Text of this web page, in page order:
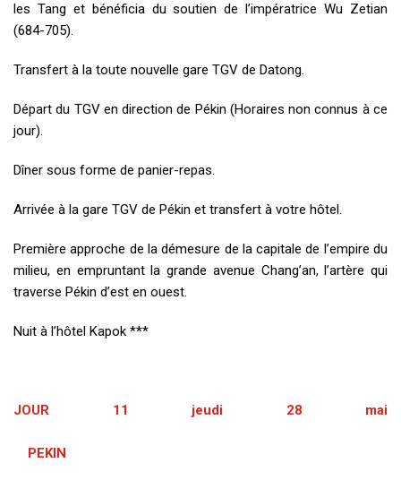
les Tang et bénéficia du soutien de l’impératrice Wu Zetian
(684-705).
Transfert à la toute nouvelle gare TGV de Datong.
Départ du TGV en direction de Pékin (Horaires non connus à ce
jour).
Dîner sous forme de panier-repas.
Arrivée à la gare TGV de Pékin et transfert à votre hôtel.
Première approche de la démesure de la capitale de l’empire du
milieu, en empruntant la grande avenue Chang’an, l’artère qui
traverse Pékin d’est en ouest.
Nuit à l’hôtel Kapok ***
JOUR 11 jeudi 28 mai
PEKIN